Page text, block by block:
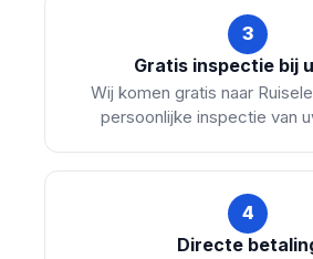
3
Gratis inspectie bij
Wij komen gratis naar
persoonlijke inspectie van
4
Directe